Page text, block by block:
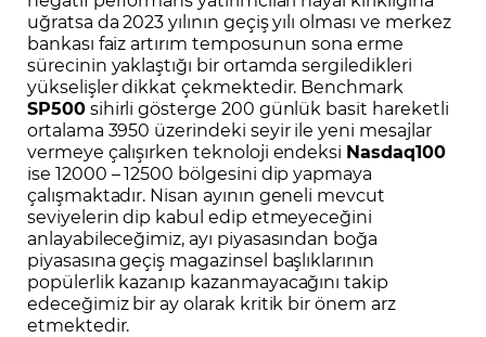
uğratsa da 2023 yılının geçiş yılı olması ve merkez
bankası faiz artırım temposunun sona erme
sürecinin yaklaştığı bir ortamda sergiledikleri
yükselişler dikkat çekmektedir. Benchmark
SP500sihirli gösterge 200 günlük basit hareketli
ortalama 3950 üzerindeki seyir ile yeni mesajlar
vermeye çalışırken teknoloji endeksi Nasdaq100
ise 12000 – 12500 bölgesini dip yapmaya
çalışmaktadır. Nisan ayının geneli mevcut
seviyelerin dip kabul edip etmeyeceğini
anlayabileceğimiz, ayı piyasasından boğa
piyasasına geçiş magazinsel başlıklarının
popülerlik kazanıp kazanmayacağını takip
edeceğimiz bir ay olarak kritik bir önem arz
etmektedir.